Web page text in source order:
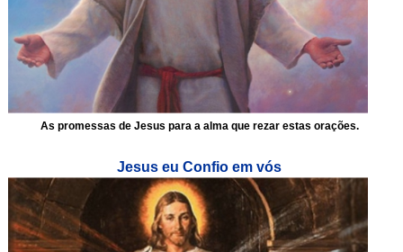
As promessas de Jesus para a alma que rezar estas orações.
Jesus eu Confio em vós